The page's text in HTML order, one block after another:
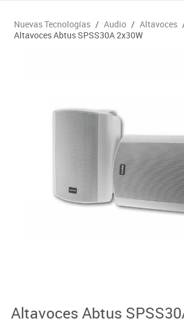
Nuevas Tecnologías / Audio / Altavoces
Altavoces Abtus SPSS30A 2x30W
Altavoces Abtus